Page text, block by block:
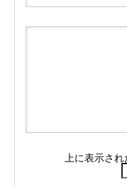
上に表示され